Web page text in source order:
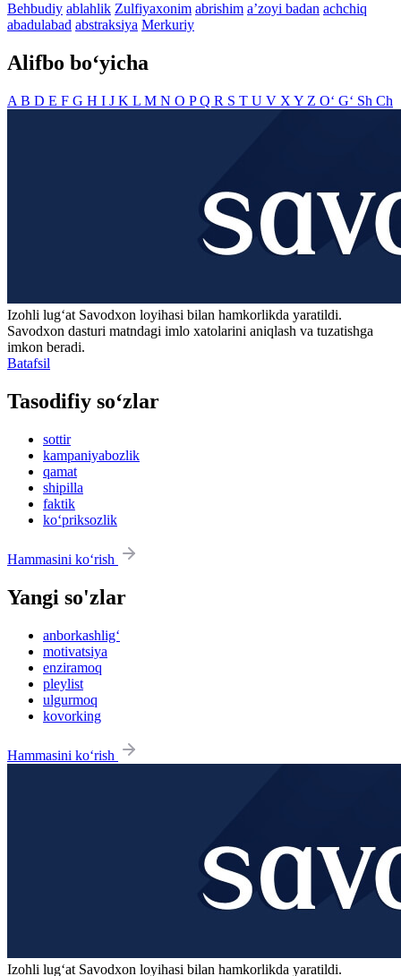
Behbudiy ablahlik Zulfiyaxonim abrishim aʼzoyi badan achchiq
abadulabad abstraksiya Merkuriy
Alifbo bo‘yicha
A B D E F G H I J K L M N O PQ R S T U V X Y Z O‘ G‘ Sh Ch
Izohli lugʻat Savodxon loyihasi bilan hamkorlikda yaratildi.
Savodxon dasturi matndagi imlo xatolarini aniqlash va tuzatishga
imkon beradi.
Batafsil
Tasodifiy so‘zlar
sottir
kampaniyabozlik
qamat
shipilla
faktik
ko‘priksozlik
Hammasini ko‘rish
Yangi so'zlar
anborkashlig‘
motivatsiya
enziramoq
pleylist
ulgurmoq
kovorking
Hammasini ko‘rish
Izohli lugʻat Savodxon loyihasi bilan hamkorlikda yaratildi.